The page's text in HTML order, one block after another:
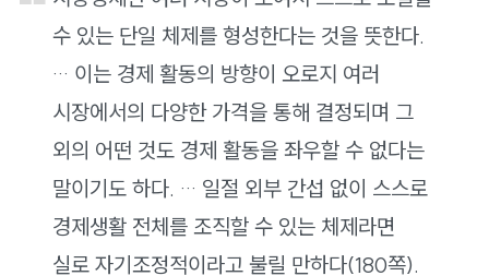
수 있는 단일 체제를 형성한다는 것을 뜻한다.
… 이는 경제 활동의 방향이 오로지 여러
시장에서의 다양한 가격을 통해 결정되며 그
외의 어떤 것도 경제 활동을 좌우할 수 없다는
말이기도 하다. … 일절 외부 간섭 없이 스스로
경제생활 전체를 조직할 수 있는 체제라면
실로 자기조정적이라고 불릴 만하다(180쪽).